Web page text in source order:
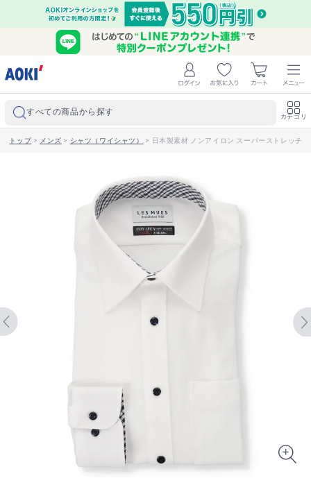
すべての商品から探す カテゴリ
トップ> メンズ > シャツ（ワイシャツ） > 日本製素材 ノンアイロン スーパーストレッチ